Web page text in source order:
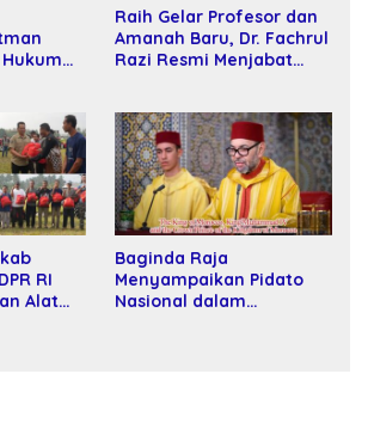
Hukum
Raih Gelar Profesor dan
Amanah Baru, Dr. Fachrul
Razi Resmi Menjabat
RI
Alat
Baginda Raja
Menyampaikan Pidato
Nasional dalam